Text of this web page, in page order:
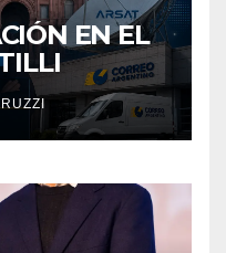
EN EL
CONTROL
AAIP,
Y EL
DE